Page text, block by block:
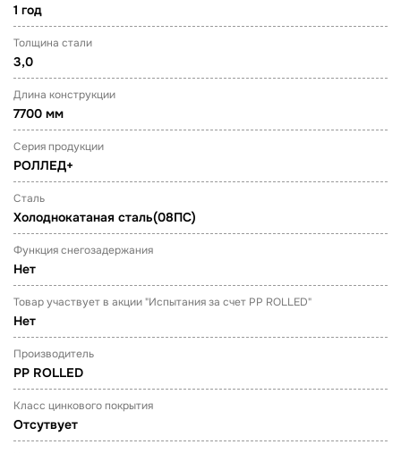
1 год
Толщина стали
3,0
Длина конструкции
7700 мм
Серия продукции
РОЛЛЕД+
Сталь
Холоднокатаная сталь(08ПС)
Функция снегозадержания
Нет
Товар участвует в акции "Испытания за счет PP ROLLED"
Нет
Производитель
PP ROLLED
Класс цинкового покрытия
Отсутвует